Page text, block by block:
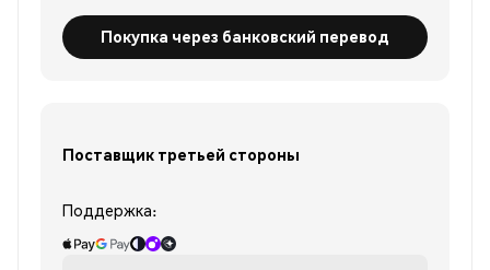
Покупка через банковский перевод
Поставщик третьей стороны
Поддержка: